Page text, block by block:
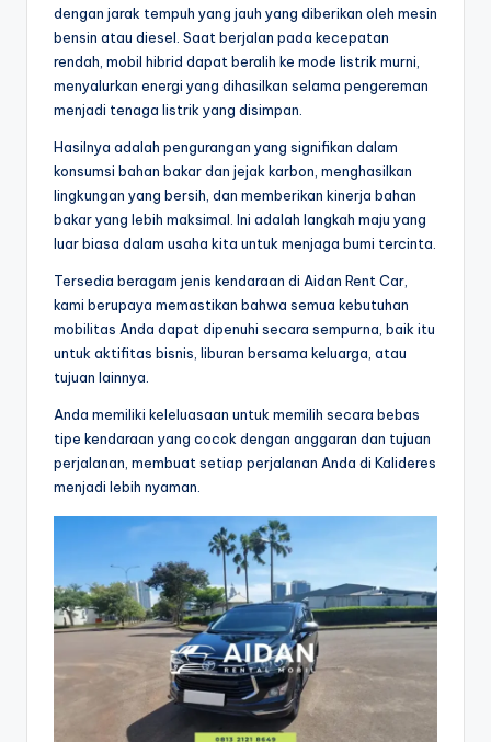
dengan jarak tempuh yang jauh yang diberikan oleh mesin
bensin atau diesel. Saat berjalan pada kecepatan
rendah, mobil hibrid dapat beralih ke mode listrik murni,
menyalurkan energi yang dihasilkan selama pengereman
menjadi tenaga listrik yang disimpan.
Hasilnya adalah pengurangan yang signifikan dalam
konsumsi bahan bakar dan jejak karbon, menghasilkan
lingkungan yang bersih, dan memberikan kinerja bahan
bakar yang lebih maksimal. Ini adalah langkah maju yang
luar biasa dalam usaha kita untuk menjaga bumi tercinta.
Tersedia beragam jenis kendaraan di Aidan Rent Car,
kami berupaya memastikan bahwa semua kebutuhan
mobilitas Anda dapat dipenuhi secara sempurna, baik itu
untuk aktifitas bisnis, liburan bersama keluarga, atau
tujuan lainnya.
Anda memiliki keleluasaan untuk memilih secara bebas
tipe kendaraan yang cocok dengan anggaran dan tujuan
perjalanan, membuat setiap perjalanan Anda di Kalideres
menjadi lebih nyaman.